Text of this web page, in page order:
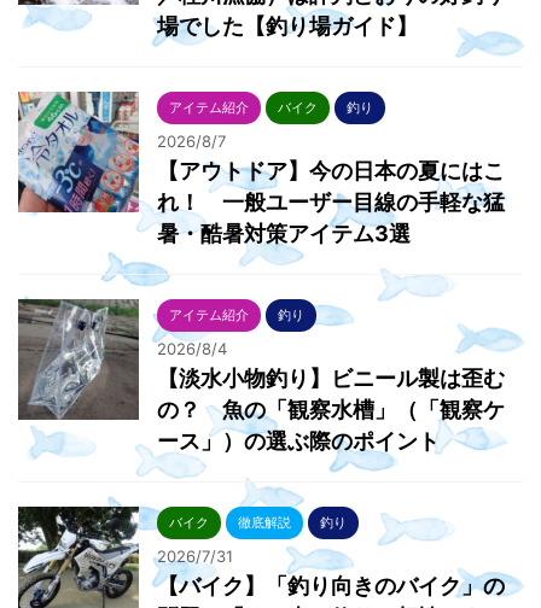
場でした【釣り場ガイド】
アイテム紹介 バイク 釣り
2026/8/7
【アウトドア】今の日本の夏にはこ
れ！ 一般ユーザー目線の手軽な猛
暑・酷暑対策アイテム3選
アイテム紹介 釣り
2026/8/4
【淡水小物釣り】ビニール製は歪む
の？ 魚の「観察水槽」（「観察ケ
ース」）の選ぶ際のポイント
バイク 徹底解説 釣り
2026/7/31
【バイク】「釣り向きのバイク」の